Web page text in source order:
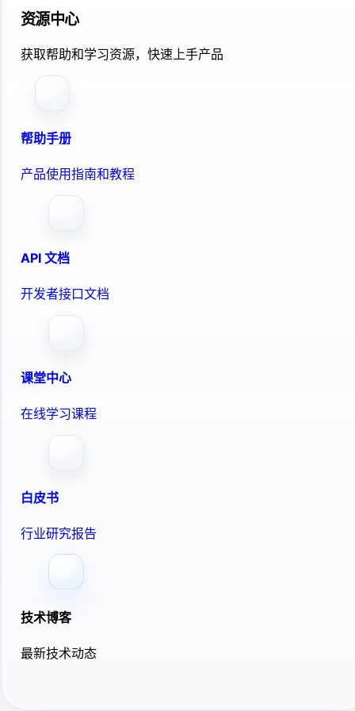
资源中心
获取帮助和学习资源，快速上手产品
帮助手册
产品使用指南和教程
API 文档
开发者接口文档
课堂中心
在线学习课程
白皮书
行业研究报告
技术博客
最新技术动态